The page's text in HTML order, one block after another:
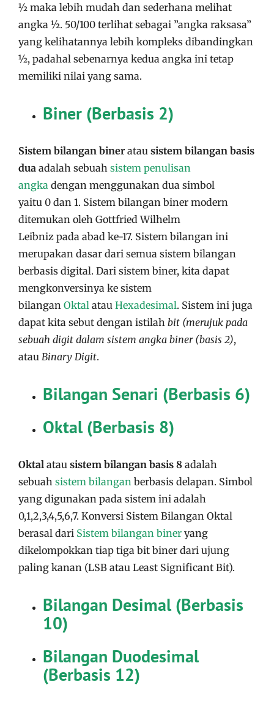
½ maka lebih mudah dan sederhana melihat
angka ½. 50/100 terlihat sebagai ”angka raksasa”
yang kelihatannya lebih kompleks dibandingkan
½, padahal sebenarnya kedua angka ini tetap
memiliki nilai yang sama.
Biner (Berbasis 2)
Sistem bilangan biner atau sistem bilangan basis
dua adalah sebuah sistem penulisan
angka dengan menggunakan dua simbol
yaitu 0 dan 1. Sistem bilangan biner modern
ditemukan oleh Gottfried Wilhelm
Leibniz pada abad ke-17. Sistem bilangan ini
merupakan dasar dari semua sistem bilangan
berbasis digital. Dari sistem biner, kita dapat
mengkonversinya ke sistem
bilangan Oktal atau Hexadesimal. Sistem ini juga
dapat kita sebut dengan istilah bit (merujuk pada
sebuah digit dalam sistem angka biner (basis 2),
atau Binary Digit.
Bilangan Senari (Berbasis 6)
Oktal (Berbasis 8)
Oktal atau sistem bilangan basis 8 adalah
sebuah sistem bilangan berbasis delapan. Simbol
yang digunakan pada sistem ini adalah
0,1,2,3,4,5,6,7. Konversi Sistem Bilangan Oktal
berasal dari Sistem bilangan biner yang
dikelompokkan tiap tiga bit biner dari ujung
paling kanan (LSB atau Least Significant Bit).
Bilangan Desimal (Berbasis
10)
Bilangan Duodesimal
(Berbasis 12)